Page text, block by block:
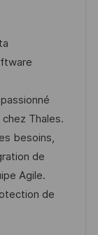
Thales.
besoins,
de
Agile.
de